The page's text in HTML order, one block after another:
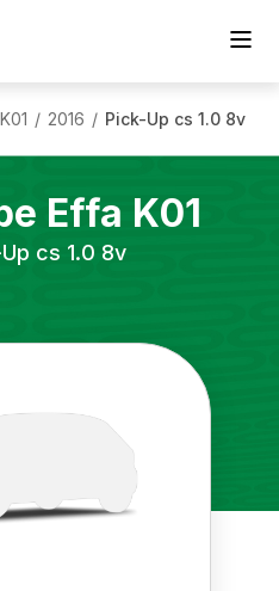
K01 / 2016 / Pick-Up cs 1.0 8v
Effa K01
cs 1.0 8v